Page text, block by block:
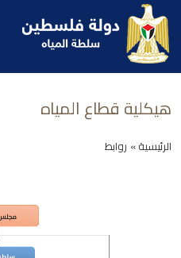
هيكلية قطاع المياه
الرئيسية » روابط